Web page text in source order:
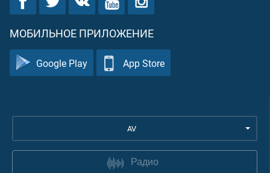
МОБИЛЬНОЕ ПРИЛОЖЕНИЕ
Google Play App Store
AV
Радио